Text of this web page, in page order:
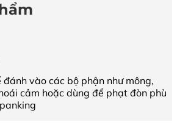
đánh vào các bộ phận như mông,
cảm hoặc dùng để phạt đòn phù